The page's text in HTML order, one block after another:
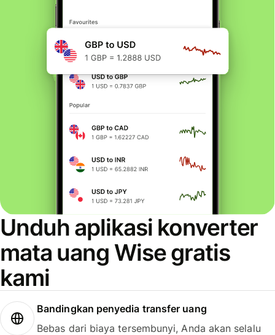
Unduh aplikasi konverter
mata uang Wise gratis
kami
Bandingkan penyedia transfer uang
Bebas dari biaya tersembunyi, Anda akan selalu